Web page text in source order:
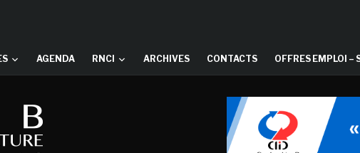
AGENDA RNCI ARCHIVES CONTACTS OFFRES EMPLOI –